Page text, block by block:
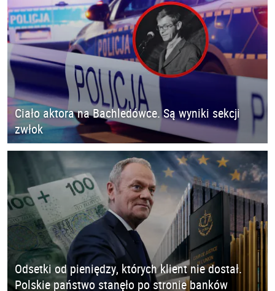
Ciało aktora na Bachledówce. Są wyniki sekcji
zwłok
Odsetki od pieniędzy, których klient nie dostał.
Polskie państwo stanęło po stronie banków